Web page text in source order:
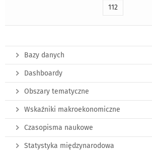
112
Bazy danych
Dashboardy
Obszary tematyczne
Wskaźniki makroekonomiczne
Czasopisma naukowe
Statystyka międzynarodowa